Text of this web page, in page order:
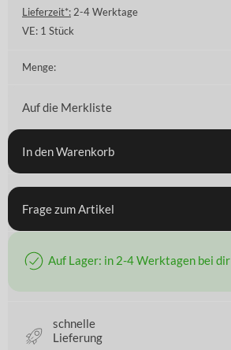
Lieferzeit*: 2-4 Werktage
VE: 1 Stück
Menge:
Auf die Merkliste
In den Warenkorb
Frage zum Artikel
Auf Lager: in 2-4 Werktagen bei dir
schnelle
Lieferung